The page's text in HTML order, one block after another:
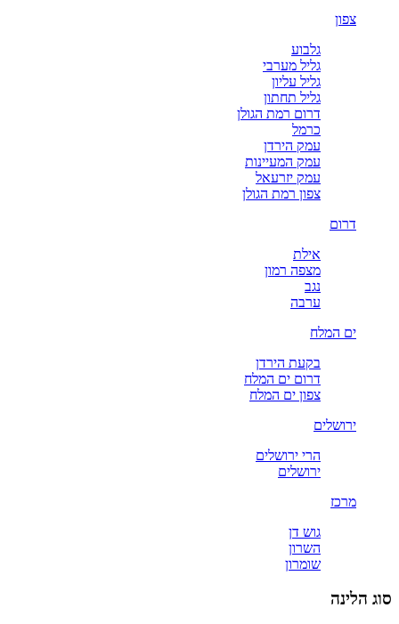
צפון
גלבוע
גליל מערבי
גליל עליון
גליל תחתון
דרום רמת הגולן
כרמל
עמק הירדן
עמק המעיינות
עמק יזרעאל
צפון רמת הגולן
דרום
אילת
מצפה רמון
נגב
ערבה
ים המלח
בקעת הירדן
דרום ים המלח
צפון ים המלח
ירושלים
הרי ירושלים
ירושלים
מרכז
גוש דן
השרון
שומרון
סוג הלינה